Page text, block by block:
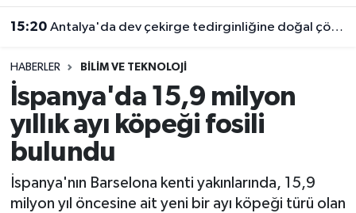
15:20 Antalya'da dev çekirge tedirginliğine doğal çözüm
HABERLER BILIM VE TEKNOLOJI
İspanya'da 15,9 milyon
yıllık ayı köpeği fosili
bulundu
İspanya'nın Barselona kenti yakınlarında, 15,9
milyon yıl öncesine ait yeni bir ayı köpeği türü olan
Ekonomi
Resmi İlanlar
Alanyaspor
Turizm
Antalya Namaz Vakitleri
Antalya Trafik Yoğunluk Haritası
Süper Lig Puan Durumu ve Fikstür
Tüm Manşetler
Son Dakika Haberleri